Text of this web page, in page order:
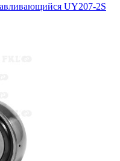
UY207-2S